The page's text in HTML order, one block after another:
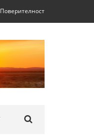
Поверителност